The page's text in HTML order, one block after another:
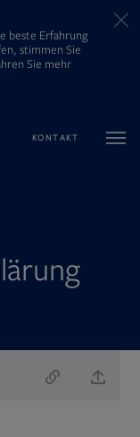
beste Erfahrung
stimmen Sie
Sie mehr
KONTAKT